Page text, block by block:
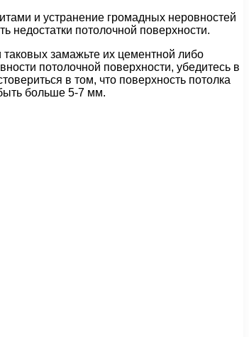
и устранение громадных неровностей
недостатки потолочной поверхности.
замажьте их цементной либо
потолочной поверхности, убедитесь в
в том, что поверхность потолка
больше 5-7 мм.